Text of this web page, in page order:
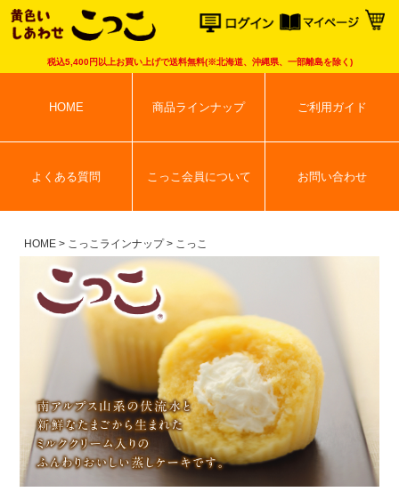
こっこオン
税込5,400円以上お買い上げで送料無料(※北海道、沖縄県、一部離島を除く)
HOME 商品ラインナップ ご利用ガイド
よくある質問 こっこ会員について お問い合わせ
HOME こっこラインナップ こっこ